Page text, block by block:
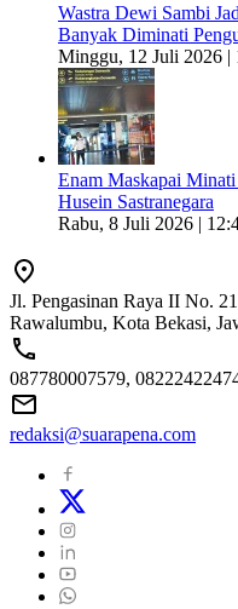
Wastra Dewi Sambi
Banyak Diminati
Minggu, 12 Juli 2026 |
Enam Maskapai
Husein Sastranegara
Rabu, 8 Juli 2026 |
Jl. Pengasinan Raya II No.
Rawalumbu, Kota Bekasi,
087780007579,
redaksi@suarapena.com